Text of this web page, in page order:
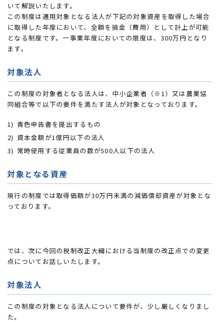
いて解説いたします。
この制度は適用対象となる法人が下記の対象資産を取得した場合
に取得した年度において、全額を損金（費用）として計上が可能
となる制度です。一事業年度においての限度は、300万円となり
ます。
対象法人
この制度の対象者となる法人は、中小企業者（※1）又は農業協
同組合等で以下の要件を満たす法人が対象となっております。
青色申告書を提出するもの
資本金額が1億円以下の法人
常時使用する従業員の数が500人以下の法人
対象となる資産
現行の制度では取得価額が30万円未満の減価償却資産が対象とな
っております。
では、次に今回の税制改正大綱における当制度の改正点での変更
点についてお話しいたします。
対象法人
この制度の対象となる法人について要件が、少し厳しくなりまし
た。